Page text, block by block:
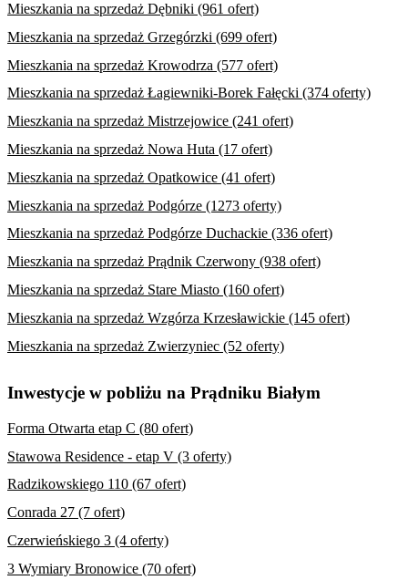
Mieszkania na sprzedaż Dębniki (961 ofert)
Mieszkania na sprzedaż Grzegórzki (699 ofert)
Mieszkania na sprzedaż Krowodrza (577 ofert)
Mieszkania na sprzedaż Łagiewniki-Borek Fałęcki (374 oferty)
Mieszkania na sprzedaż Mistrzejowice (241 ofert)
Mieszkania na sprzedaż Nowa Huta (17 ofert)
Mieszkania na sprzedaż Opatkowice (41 ofert)
Mieszkania na sprzedaż Podgórze (1273 oferty)
Mieszkania na sprzedaż Podgórze Duchackie (336 ofert)
Mieszkania na sprzedaż Prądnik Czerwony (938 ofert)
Mieszkania na sprzedaż Stare Miasto (160 ofert)
Mieszkania na sprzedaż Wzgórza Krzesławickie (145 ofert)
Mieszkania na sprzedaż Zwierzyniec (52 oferty)
Inwestycje w pobliżu na Prądniku Białym
Forma Otwarta etap C (80 ofert)
Stawowa Residence - etap V (3 oferty)
Radzikowskiego 110 (67 ofert)
Conrada 27 (7 ofert)
Czerwieńskiego 3 (4 oferty)
3 Wymiary Bronowice (70 ofert)